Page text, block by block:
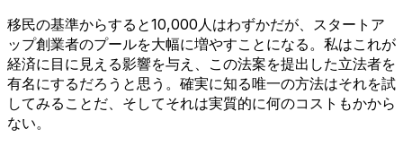
移民の基準からすると10,000人はわずかだが、スタートア
ップ創業者のプールを大幅に増やすことになる。私はこれが
経済に目に見える影響を与え、この法案を提出した立法者を
有名にするだろうと思う。確実に知る唯一の方法はそれを試
してみることだ、そしてそれは実質的に何のコストもかから
ない。